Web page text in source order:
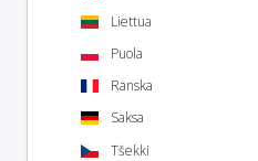
Liettua
Puola
Ranska
Saksa
Tšekki